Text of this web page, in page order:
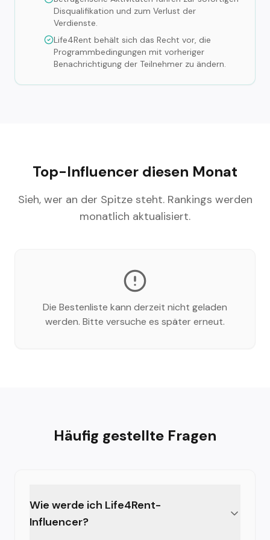
Disqualifikation und zum Verlust der
Verdienste.
Life4Rent behält sich das Recht vor, die
Programmbedingungen mit vorheriger
Benachrichtigung der Teilnehmer zu ändern.
Top-Influencer diesen Monat
Sieh, wer an der Spitze steht. Rankings werden
monatlich aktualisiert.
Die Bestenliste kann derzeit nicht geladen
werden. Bitte versuche es später erneut.
Häufig gestellte Fragen
Wie werde ich Life4Rent-
Influencer?